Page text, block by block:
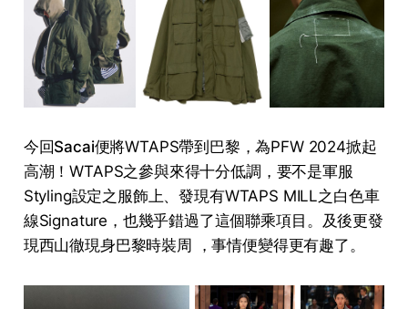
今回Sacai便將WTAPS帶到巴黎，為PFW 2024掀起
高潮！WTAPS之參與來得十分低調，要不是軍服
Styling設定之服飾上、發現有WTAPS MILL之白色車
線Signature，也幾乎錯過了這個聯乘項目。及後更發
現西山徹現身巴黎時裝周 ，事情便變得更有趣了。